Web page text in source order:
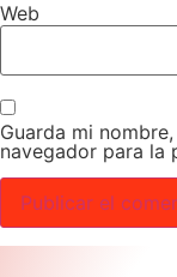
Web
Guarda mi
navegador para la